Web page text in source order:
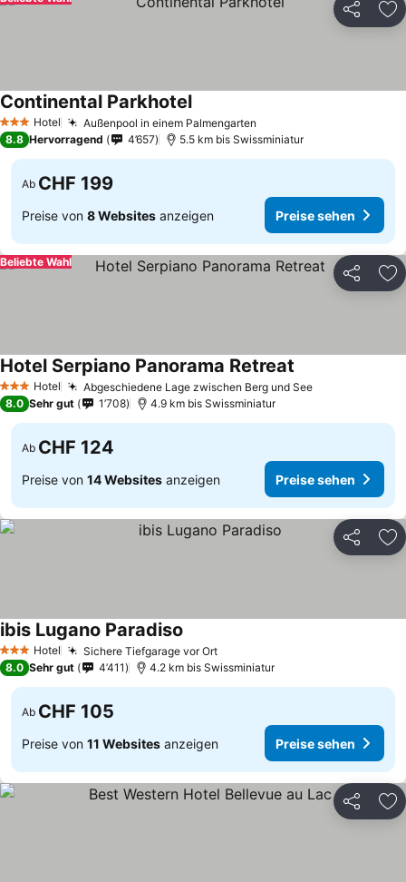
Teilen
3 SterneHotel Außenpool in einem Palmengarten
Continental ParkhotelPreise sehen
8.8 Hervorragend 4’657 5.5 km bis Swissminiatur
Ab CHF 199
Preise von 8 Websites anzeigen Preise sehen
Teilen
Beliebte Wahl
3 SterneHotel Abgeschiedene Lage zwischen Berg und SeePreise sehen
Hotel Serpiano Panorama Retreat
8.0 Sehr gut 1’708 4.9 km bis Swissminiatur
Ab CHF 124
Preise von 14 Websites anzeigen Preise sehen
Teilen
3 SterneHotel Sichere Tiefgarage vor OrtPreise sehen
ibis Lugano Paradiso
8.0 Sehr gut 4’411 4.2 km bis Swissminiatur
Ab CHF 105
Preise von 11 Websites anzeigen Preise sehen
Teilen